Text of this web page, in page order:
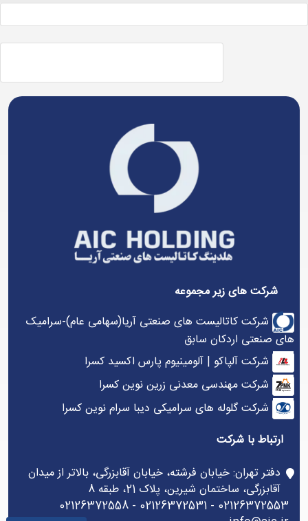
شرکت های زیر مجموعه
شرکت کاتالیست های صنعتی آریا(سهامی عام)-سرامیک
های صنعتی اردکان سابق
شرکت آلپاکو | آلومینیوم پارس اکسید کسرا
شرکت مهندسی معدنی زرین نوین کسرا
شرکت گلوله های سرامیکی دیبا سرام نوین کسرا
ارتباط با شرکت
دفتر تهران: خیابان فرشته، خیابان آقابزرگی، بالاتر از میدان
آقابزرگی، ساختمان شیرین، پلاک 21، طبقه 8
02126372553 - 02126372531 - 02126372558